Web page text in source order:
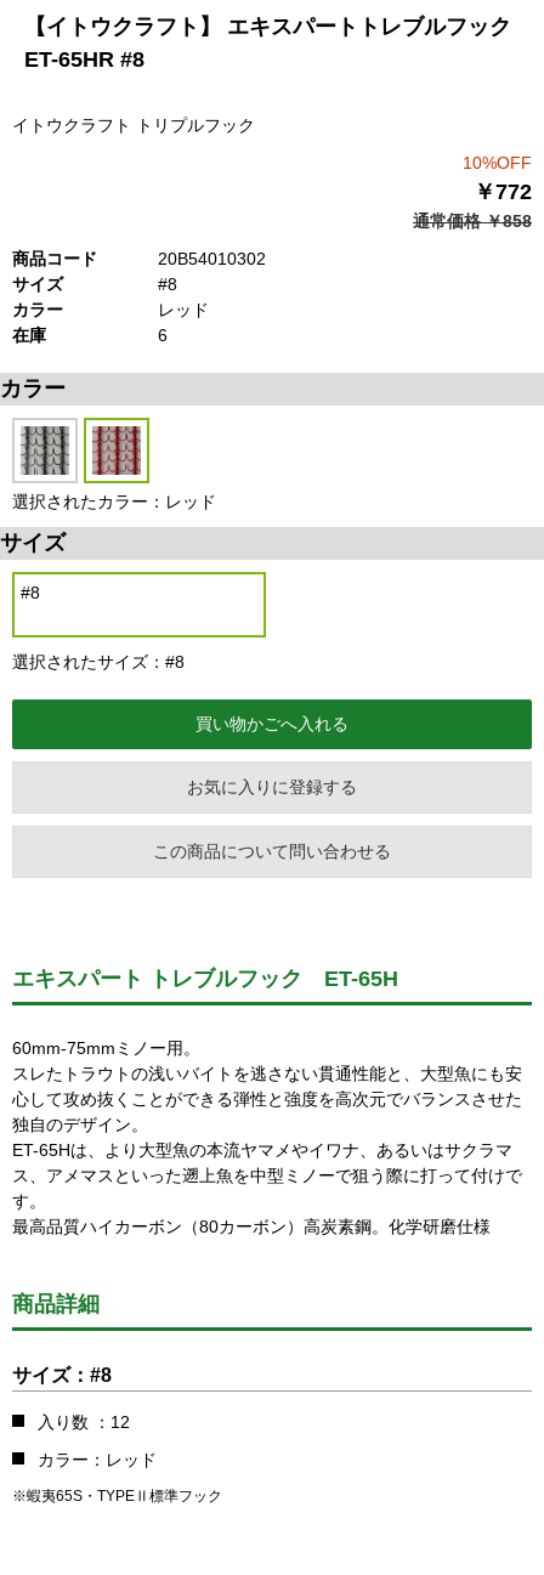
【イトウクラフト】 エキスパートトレブルフック
ET-65HR #8
イトウクラフト トリプルフック
10%OFF
￥772
通常価格 ￥858
商品コード
20B54010302
サイズ
#8
カラー
レッド
在庫
6
カラー
選択されたカラー：レッド
サイズ
#8
選択されたサイズ：#8
お気に入りに登録する
この商品について問い合わせる
エキスパート トレブルフック ET-65H
60mm-75mmミノー用。
スレたトラウトの浅いバイトを逃さない貫通性能と、大型魚にも安
心して攻め抜くことができる弾性と強度を高次元でバランスさせた
独自のデザイン。
ET-65Hは、より大型魚の本流ヤマメやイワナ、あるいはサクラマ
ス、アメマスといった遡上魚を中型ミノーで狙う際に打って付けで
す。
最高品質ハイカーボン（80カーボン）高炭素鋼。化学研磨仕様
商品詳細
サイズ：#8
入り数 ：12
カラー：レッド
※蝦夷65S・TYPEⅡ標準フック